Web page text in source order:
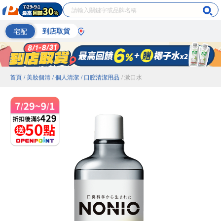
宅配 到店取貨
首頁 / 美妝個清 / 個人清潔 / 口腔清潔用品 / 漱口水